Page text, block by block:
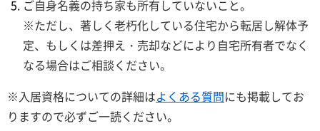
ご自身名義の持ち家も所有していないこと。
※ただし、著しく老朽化している住宅から転居し解体予
定、もしくは差押え・売却などにより自宅所有者でなく
なる場合はご相談ください。
※入居資格についての詳細はよくある質問にも掲載してお
りますので必ずご一読ください。